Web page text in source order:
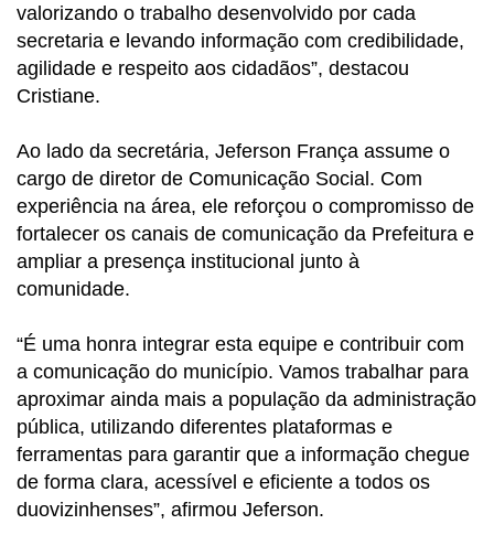
valorizando o trabalho desenvolvido por cada
secretaria e levando informação com credibilidade,
agilidade e respeito aos cidadãos”, destacou
Cristiane.
Ao lado da secretária, Jeferson França assume o
cargo de diretor de Comunicação Social. Com
experiência na área, ele reforçou o compromisso de
fortalecer os canais de comunicação da Prefeitura e
ampliar a presença institucional junto à
comunidade.
“É uma honra integrar esta equipe e contribuir com
a comunicação do município. Vamos trabalhar para
aproximar ainda mais a população da administração
pública, utilizando diferentes plataformas e
ferramentas para garantir que a informação chegue
de forma clara, acessível e eficiente a todos os
duovizinhenses”, afirmou Jeferson.